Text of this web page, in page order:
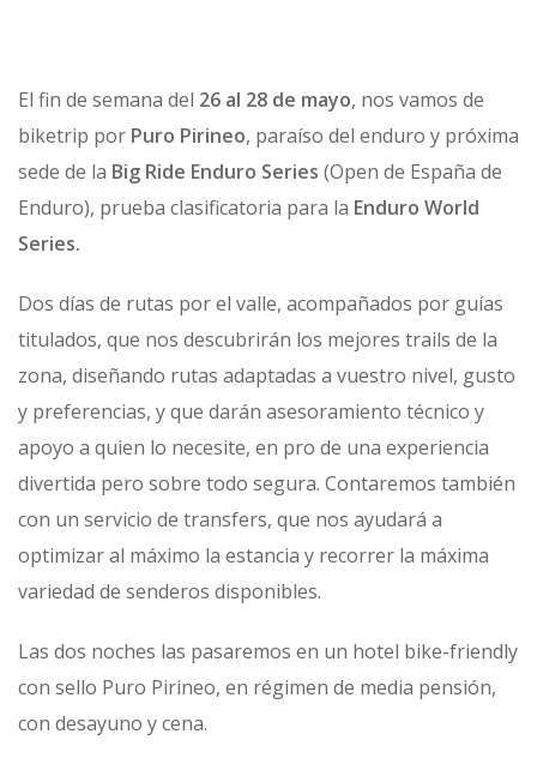
El fin de semana del 26 al 28 de mayo, nos vamos de
biketrip por Puro Pirineo, paraíso del enduro y próxima
sede de la Big Ride Enduro Series (Open de España de
Enduro), prueba clasificatoria para la Enduro World
Series.
Dos días de rutas por el valle, acompañados por guías
titulados, que nos descubrirán los mejores trails de la
zona, diseñando rutas adaptadas a vuestro nivel, gusto
y preferencias, y que darán asesoramiento técnico y
apoyo a quien lo necesite, en pro de una experiencia
divertida pero sobre todo segura. Contaremos también
con un servicio de transfers, que nos ayudará a
optimizar al máximo la estancia y recorrer la máxima
variedad de senderos disponibles.
Las dos noches las pasaremos en un hotel bike-friendly
con sello Puro Pirineo, en régimen de media pensión,
con desayuno y cena.